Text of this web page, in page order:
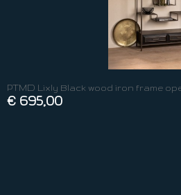
PTMD Lixly Black wood iron frame
€ 695,00